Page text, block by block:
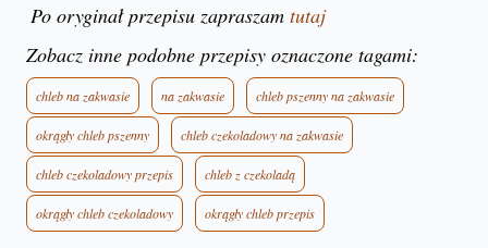
Po oryginał przepisu zapraszam tutaj
Zobacz inne podobne przepisy oznaczone tagami:
chleb na zakwasie na zakwasie chleb pszenny na zakwasie
okrągły chleb pszenny chleb czekoladowy na zakwasie
chleb czekoladowy przepis chleb z czekoladą
okrągły chleb czekoladowy okrągły chleb przepis